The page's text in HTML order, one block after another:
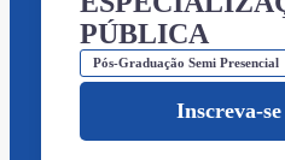
PÚBLICA
Pós-Graduação Semi Presencial
Inscreva-se